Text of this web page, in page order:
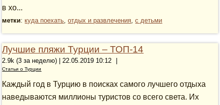
в хо...
метки:куда поехать,отдых и развлечения,с детьми
Лучшие пляжи Турции – ТОП-14
2.9k (3 за неделю) | 22.05.2019 10:12
Статьи о Турции
Каждый год в Турцию в поисках самого лучшего отдыха
наведываются миллионы туристов со всего света. Их